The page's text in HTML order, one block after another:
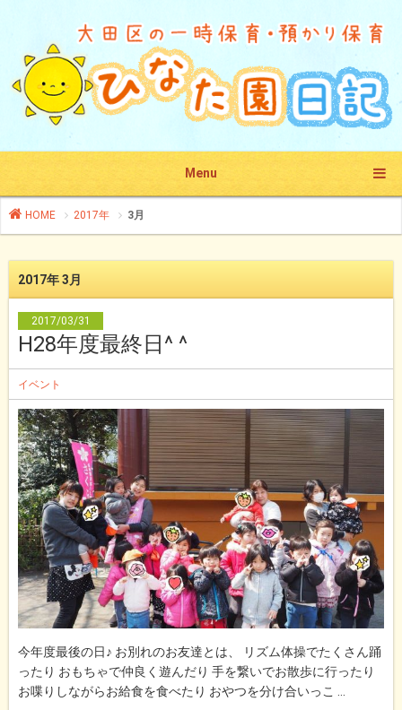
Menu
HOME 2017年 3月
2017年 3月
2017/03/31
H28年度最終日^ ^
イベント
今年度最後の日♪ お別れのお友達とは、 リズム体操でたくさん踊
ったり おもちゃで仲良く遊んだり 手を繋いでお散歩に行ったり
お喋りしながらお給食を食べたり おやつを分け合いっこ ...